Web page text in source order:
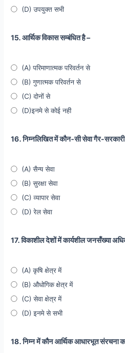
(D) उपयुक्त सभी
15. आर्थिक विकास सम्बंधित है –
(A) परिमाणात्मक परिवर्तन से
(B) गुणात्मक परिवर्तन से
(C) दोनों से
(D)इनमे से कोई नही
16. निम्नलिखित में कौन-सी सेवा गैर-
(A) सैन्य सेवा
(B) सुरक्षा सेवा
(C) व्यापार सेवा
(D) रेल सेवा
17. विकाशील देशों में कार्यशील जनसँख्या
(A) कृषि क्षेत्र में
(B) औधोगिक क्षेत्र में
(C) सेवा क्षेत्र में
(D) इनमे से सभी
18. निम्न में कौन आर्थिक आधारभूत संरचना